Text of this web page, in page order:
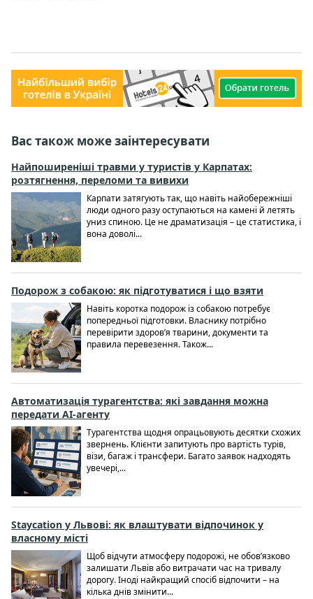
Вас також може заінтересувати
Найпоширеніші травми у туристів у Карпатах:
розтягнення, переломи та вивихи
Карпати затягують так, що навіть найобережніші
люди одного разу оступаються на камені й летять
униз спиною. Це не драматизація – це статистика, і
вона доволі...
Подорож з собакою: як підготуватися і що взяти
Навіть коротка подорож із собакою потребує
попередньої підготовки. Власнику потрібно
перевірити здоров’я тварини, документи та
правила перевезення. Також...
Автоматизація турагентства: які завдання можна
передати AI-агенту
Турагентства щодня опрацьовують десятки схожих
звернень. Клієнти запитують про вартість турів,
візи, багаж і трансфери. Багато заявок надходять
увечері,...
Staycation у Львові: як влаштувати відпочинок у
власному місті
Щоб відчути атмосферу подорожі, не обов’язково
залишати Львів або витрачати час на тривалу
дорогу. Іноді найкращий спосіб відпочити – на
кілька днів змінити...